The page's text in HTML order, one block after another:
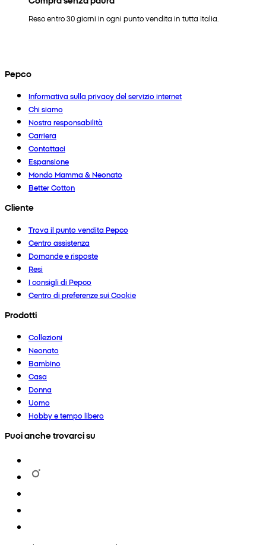
Reso entro 30 giorni in ogni punto vendita in tutta Italia.
Pepco
Informativa sulla privacy del servizio internet
Chi siamo
Nostra responsabilità
Carriera
Contattaci
Espansione
Mondo Mamma & Neonato
Better Cotton
Cliente
Trova il punto vendita Pepco
Centro assistenza
Domande e risposte
Resi
I consigli di Pepco
Centro di preferenze sui Cookie
Prodotti
Collezioni
Neonato
Bambino
Casa
Donna
Uomo
Hobby e tempo libero
Puoi anche trovarci su